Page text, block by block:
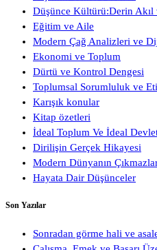
Düşünce Kültürü:Derin Akıl
Eğitim ve Aile
Modern Çağ Analizleri ve
Ekonomi ve Toplum
Dürtü ve Kontrol Dengesi
Toplumsal Sorumluluk ve
Karışık konular
Kitap özetleri
İdeal Toplum Ve İdeal
Dirilişin Gerçek Hikayesi
Modern Dünyanın
Hayata Dair Düşünceler
Son Yazılar
Sonradan görme hali ve